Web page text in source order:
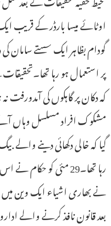
اوٹائے میسا بارڈر کے قریب
پر استعمال ہو رہا
کہ دکان پر گاہکوں کی آمدورفت
مشکوک افراد مسلسل وہاں
گیا کہ خالی دکھائی دینے والے
رہا تھا۔29 مئی کو
نے بھاری اشیاء ایک وین
بعد قانون نافذ کرنے والے